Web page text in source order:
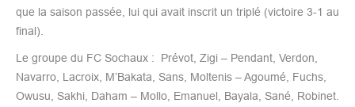
que la saison passée, lui qui avait inscrit un triplé (victoire 3-1 au
final).
Le groupe du FC Sochaux : Prévot, Zigi – Pendant, Verdon,
Navarro, Lacroix, M’Bakata, Sans, Moltenis – Agoumé, Fuchs,
Owusu, Sakhi, Daham – Mollo, Emanuel, Bayala, Sané, Robinet.